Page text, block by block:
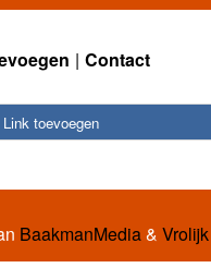
Contact
Link toevoegen
BaakmanMedia&